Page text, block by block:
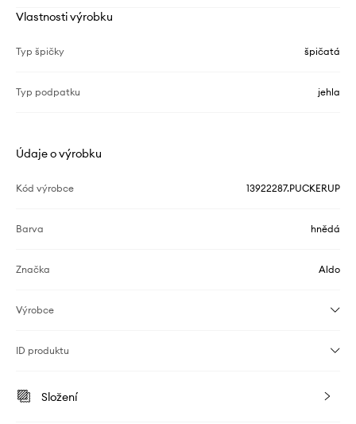
Vlastnosti výrobku
Typ špičky špičatá
Typ podpatku jehla
Údaje o výrobku
Kód výrobce 13922287.PUCKERUP
Barva hnědá
Značka Aldo
Výrobce
ID produktu
Složení